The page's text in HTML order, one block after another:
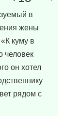
в
жены
куму в
человек
он хотел
рядом с